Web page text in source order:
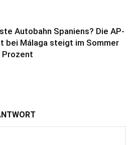
Autobahn Spaniens? Die AP-
bei Málaga steigt im Sommer
Prozent